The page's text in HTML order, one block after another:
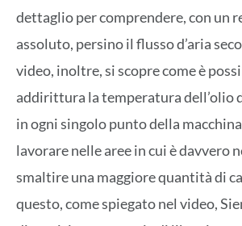
dettaglio per comprendere, con un
assoluto, persino il flusso d’aria
video, inoltre, si scopre come è
addirittura la temperatura dell’olio
in ogni singolo punto della
lavorare nelle aree in cui è davvero
smaltire una maggiore quantità di
questo, come spiegato nel video,